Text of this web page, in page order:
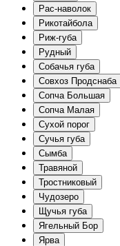
Рас-наволок
Рикотайбола
Риж-губа
Рудный
Собачья губа
Совхоз Продснаба
Сопча Большая
Сопча Малая
Сухой порог
Сучья губа
Сымба
Травяной
Тростниковый
Чудозеро
Щучья губа
Ягельный Бор
Ярва